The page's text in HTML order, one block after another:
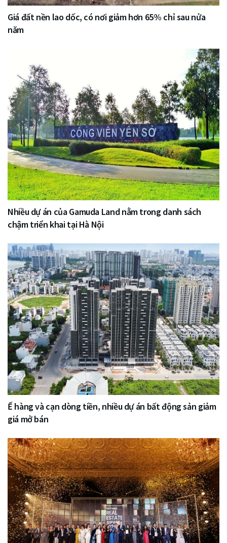
Giá đất nền lao dốc, có nơi giảm hơn 65% chỉ sau nửa
năm
Nhiều dự án của Gamuda Land nằm trong danh sách
chậm triển khai tại Hà Nội
Ế hàng và cạn dòng tiền, nhiều dự án bất động sản giảm
giá mở bán